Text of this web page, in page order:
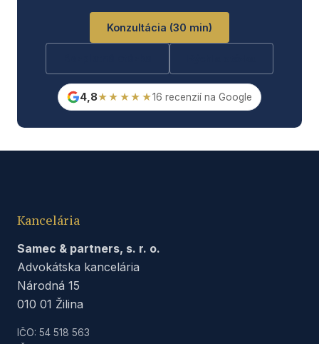
Konzultácia (30 min)
4,8★★★★★16 recenzií na Google
Kancelária
Samec & partners, s. r. o.
Advokátska kancelária
Národná 15
010 01 Žilina
IČO: 54 518 563